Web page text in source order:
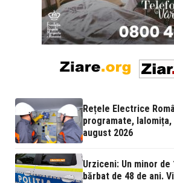
Rețele Electrice
programate,
august 2026
Urziceni: Un minor
bărbat de 48 de ani.